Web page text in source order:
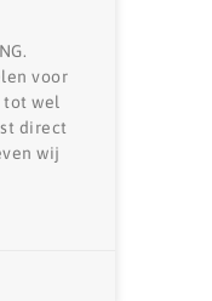
voor
tot wel
direct
wij